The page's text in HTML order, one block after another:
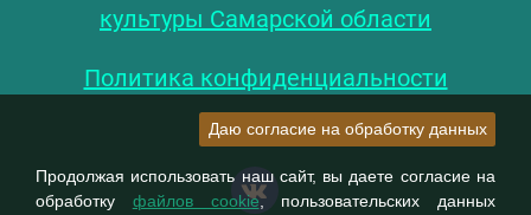
культуры Самарской области
Политика конфиденциальности
Даю согласие на обработку данных
Продолжая использовать наш сайт, вы даете согласие на
обработку файлов cookie, пользовательских данных